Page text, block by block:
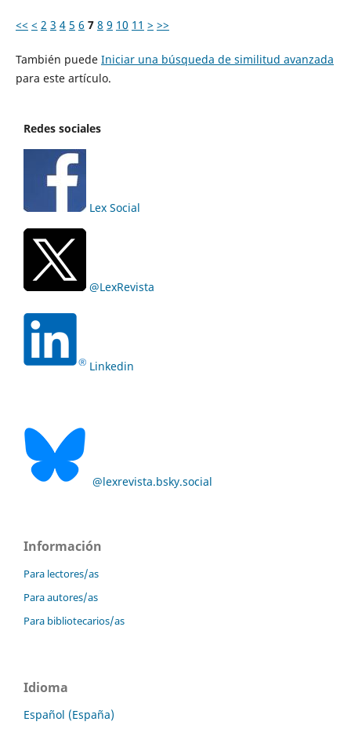
<< < 2 3 4 5 6 7 8 9 10 11 > >>
También puede Iniciar una búsqueda de similitud avanzada
para este artículo.
Redes sociales
Lex Social
@LexRevista
Linkedin
@lexrevista.bsky.social
Información
Para lectores/as
Para autores/as
Para bibliotecarios/as
Idioma
Español (España)